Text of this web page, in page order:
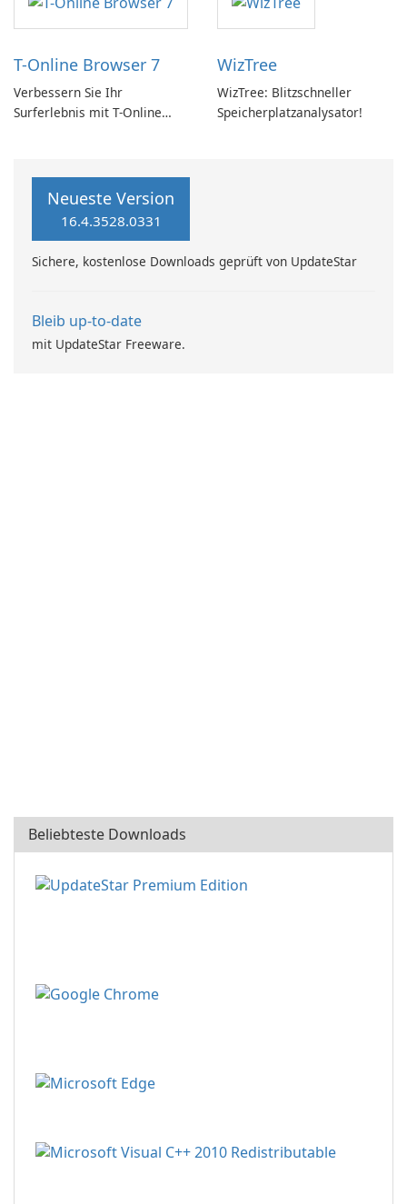
T-Online Browser 7
Verbessern Sie Ihr
Surferlebnis mit T-Online
WizTree
WizTree: Blitzschneller
Speicherplatzanalysator!
Neueste Version
16.4.3528.0331
Sichere, kostenlose Downloads geprüft von UpdateStar
Bleib up-to-date
mit UpdateStar Freeware.
Beliebteste Downloads